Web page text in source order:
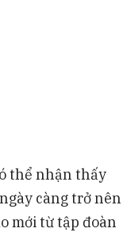
thể nhận thấy
càng trở nên
mới từ tập đoàn